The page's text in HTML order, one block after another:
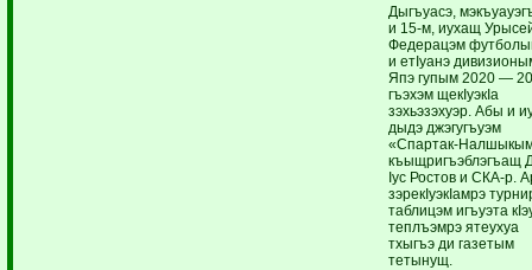
Дыгъуасэ,
и 15-м, иухащ
Федерацэм
и етIуанэ
Япэ гупым 2020 —
гъэхэм щекIуэкIа
зэхьэзэхуэр. Абы и
дыдэ джэгугъуэм
«Спартак-
къыщригъэблэгъащ
Iус Ростов и СКА-р.
зэрекIуэкIамрэ
таблицэм игъуэта
теплъэмрэ ятеухуа
тхыгъэ ди газетым
тетынущ.